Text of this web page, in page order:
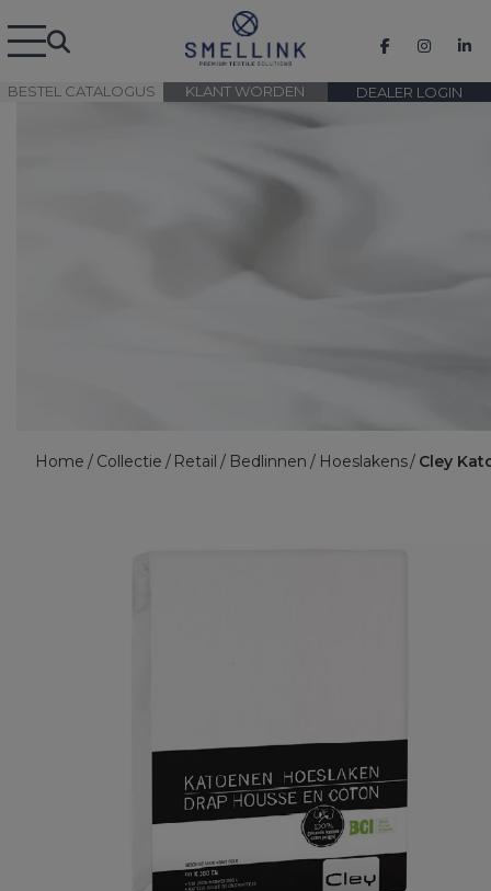
BESTEL CATALOGUS DEALER LOGIN
KLANT WORDEN
Home Collectie Retail Bedlinnen Hoeslakens Cley